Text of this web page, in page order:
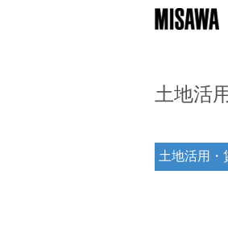
土地活
土地活用・